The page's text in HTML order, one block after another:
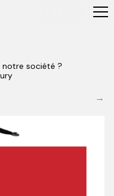
société ?
→